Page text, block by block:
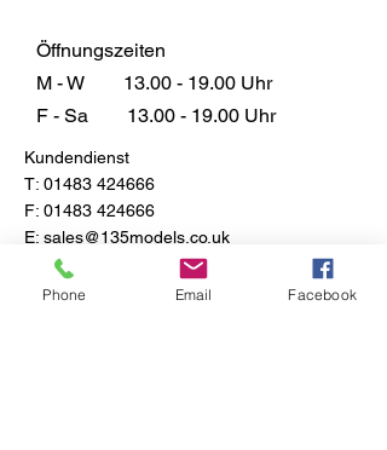
Öffnungszeiten
M - W
13.00 - 19.00 Uhr
F - Sa
13.00 - 19.00 Uhr
Kundendienst
T: 01483 424666
F: 01483 424666
E: sales@135models.co.uk
Versand & Rücksendungen
Phone Email Facebook